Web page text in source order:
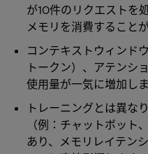
が10件のリクエストを
メモリを消費することが
コンテキストウィンド
トークン）、アテンシ
使用量が一気に増加しま
トレーニングとは異な
（例：チャットボット
あり、メモリレイテン